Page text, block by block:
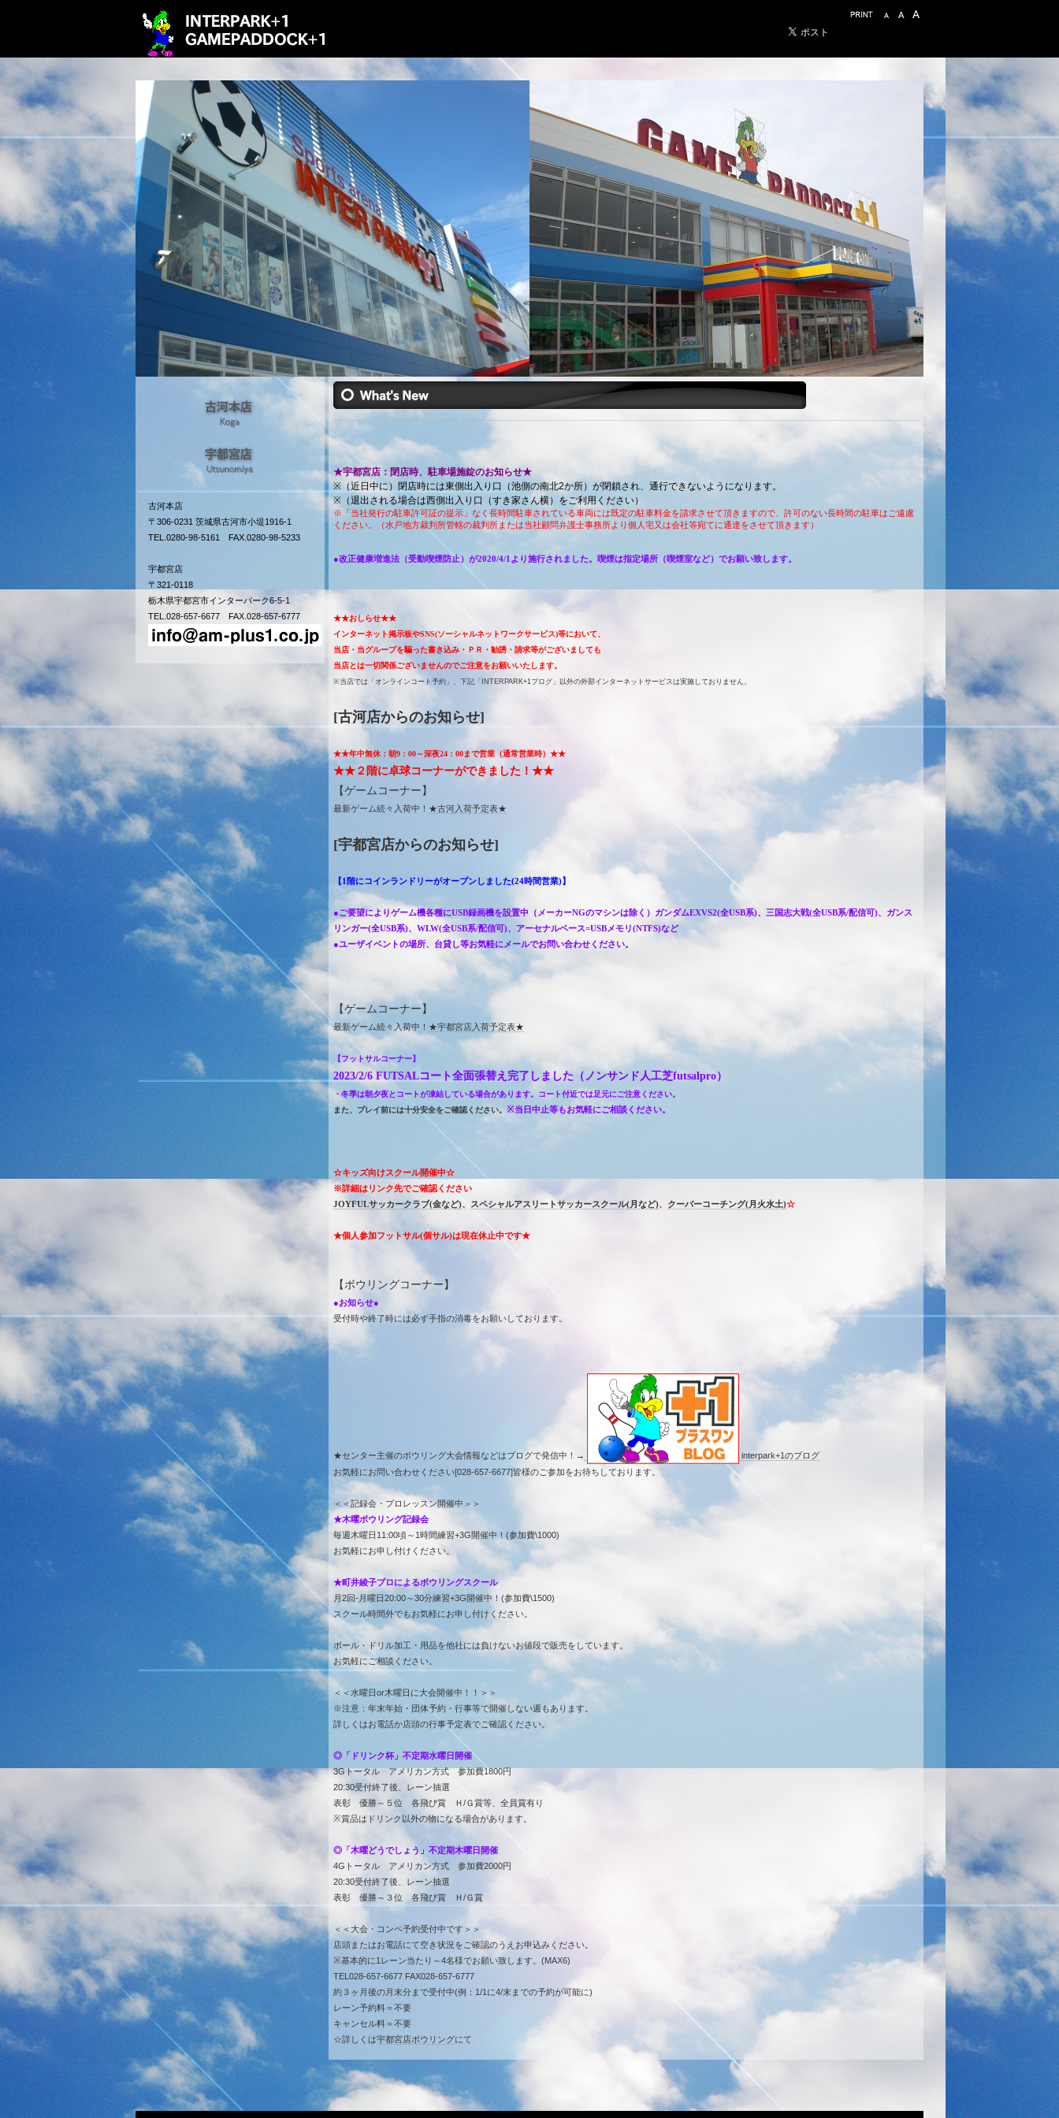
★宇都宮店：閉店時、駐車場施錠のお知らせ★
※（近日中に）閉店時には東側出入り口（池側の南北2か所）が閉鎖され、通行できないようになります。
※（退出される場合は西側出入り口（すき家さん横）をご利用ください）
※「当社発行の駐車許可証の提示」なく長時間駐車されている車両には既定の駐車料金を請求させて頂きますので、許可のない長時間の駐車はご遠慮
ください。（水戸地方裁判所管轄の裁判所または当社顧問弁護士事務所より個人宅又は会社等宛てに通達をさせて頂きます）
●改正健康増進法（受動喫煙防止）が2020/4/1より施行されました。喫煙は指定場所（喫煙室など）でお願い致します。
★★おしらせ★★
インターネット掲示板やSNS(ソーシャルネットワークサービス)等において、
当店・当グループを騙った書き込み・ＰＲ・勧誘・請求等がございましても
当店とは一切関係ございませんのでご注意をお願いいたします。
※当店では「オンラインコート予約」、下記「INTERPARK+1ブログ」以外の外部インターネットサービスは実施しておりません。
[古河店からのお知らせ]
★★年中無休：朝9：00～深夜24：00まで営業（通常営業時）★★
★★２階に卓球コーナーができました！★★
【ゲームコーナー】
最新ゲーム続々入荷中！ ★古河入荷予定表★
[宇都宮店からのお知らせ]
【1階にコインランドリーがオープンしました(24時間営業)】
●ご要望によりゲーム機各種にUSB録画機を設置中（メーカーNGのマシンは除く）ガンダムEXVS2(全USB系)、三国志大戦(全USB系/配信可)、ガンス
リンガー(全USB系)、WLW(全USB系/配信可)、アーセナルベース=USBメモリ(NTFS)など
●ユーザイベントの場所、台貸し等お気軽にメールでお問い合わせください。
【ゲームコーナー】
最新ゲーム続々入荷中！ ★宇都宮店入荷予定表★
【フットサルコーナー】
2023/2/6 FUTSALコート全面張替え完了しました（ノンサンド人工芝futsalpro）
・冬季は朝夕夜とコートが凍結している場合があります。コート付近では足元にご注意ください。
また、プレイ前には十分安全をご確認ください。※当日中止等もお気軽にご相談ください。
☆キッズ向けスクール開催中☆
※詳細はリンク先でご確認ください
JOYFULサッカークラブ(金など)、 スペシャルアスリートサッカースクール(月など)、 クーバーコーチング(月火水土)☆
★個人参加フットサル(個サル)は現在休止中です★
【ボウリングコーナー】
●お知らせ●
受付時や終了時には必ず手指の消毒をお願いしております。
★センター主催のボウリング大会情報などはブログで発信中！→
interpark+1のブログ
お気軽にお問い合わせください[028-657-6677]皆様のご参加をお待ちしております。
＜＜記録会・プロレッスン開催中＞＞
★木曜ボウリング記録会
毎週木曜日11:00頃～1時間練習+3G開催中！(参加費\1000)
お気軽にお申し付けください。
★町井綾子プロによるボウリングスクール
月2回-月曜日20:00～30分練習+3G開催中！(参加費\1500)
スクール時間外でもお気軽にお申し付けください。
ボール・ドリル加工・用品を他社には負けないお値段で販売をしています。
お気軽にご相談ください。
＜＜水曜日or木曜日に大会開催中！！＞＞
※注意：年末年始・団体予約・行事等で開催しない週もあります。
詳しくはお電話か店頭の行事予定表でご確認ください。
◎「ドリンク杯」不定期水曜日開催
3Gトータル アメリカン方式 参加費1800円
20:30受付終了後、レーン抽選
表彰 優勝～５位 各飛び賞 Ｈ/Ｇ賞等、全員賞有り
※賞品はドリンク以外の物になる場合があります。
◎「木曜どうでしょう」不定期木曜日開催
4Gトータル アメリカン方式 参加費2000円
20:30受付終了後、レーン抽選
表彰 優勝～３位 各飛び賞 Ｈ/Ｇ賞
＜＜大会・コンペ予約受付中です＞＞
店頭またはお電話にて空き状況をご確認のうえお申込みください。
※基本的に1レーン当たり～4名様でお願い致します。(MAX6)
TEL028-657-6677 FAX028-657-6777
約３ヶ月後の月末分まで受付中(例：1/1に4/末までの予約が可能に)
レーン予約料＝不要
キャンセル料＝不要
☆詳しくは宇都宮店ボウリングにて
古河本店
〒306-0231 茨城県古河市小堤1916-1
TEL.0280-98-5161 FAX.0280-98-5233
宇都宮店
〒321-0118
栃木県宇都宮市インターパーク6-5-1
TEL.028-657-6677 FAX.028-657-6777